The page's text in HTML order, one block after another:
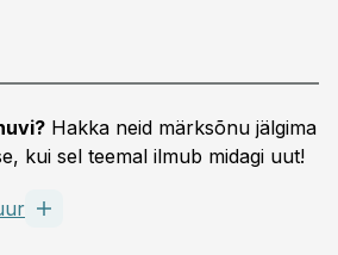
Hakka neid märksõnu jälgima
kui sel teemal ilmub midagi uut!